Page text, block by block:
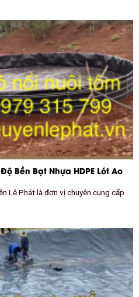
Bền Bạt Nhựa HDPE Lót Ao
Lê Phát là đơn vị chuyên cung cấp